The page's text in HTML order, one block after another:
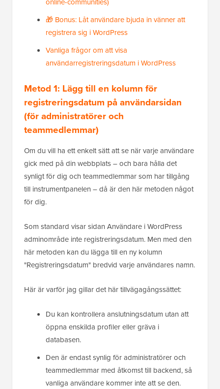
🎁 Bonus: Låt användare bjuda in vänner att
registrera sig i WordPress
Vanliga frågor om att visa
användarregistreringsdatum i WordPress
Metod 1: Lägg till en kolumn för
registreringsdatum på användarsidan
(för administratörer och
teammedlemmar)
Om du vill ha ett enkelt sätt att se när varje användare
gick med på din webbplats – och bara hålla det
synligt för dig och teammedlemmar som har tillgång
till instrumentpanelen – då är den här metoden något
för dig.
Som standard visar sidan Användare i WordPress
adminområde inte registreringsdatum. Men med den
här metoden kan du lägga till en ny kolumn
"Registreringsdatum" bredvid varje användares namn.
Här är varför jag gillar det här tillvägagångssättet:
Du kan kontrollera anslutningsdatum utan att
öppna enskilda profiler eller gräva i
databasen.
Den är endast synlig för administratörer och
teammedlemmar med åtkomst till backend, så
vanliga användare kommer inte att se den.